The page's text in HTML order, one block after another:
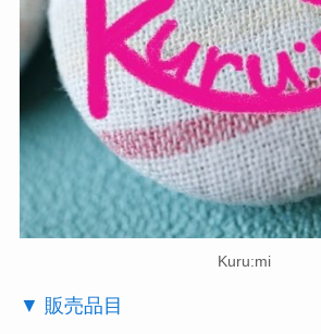
Kuru:mi
▼ 販売品目